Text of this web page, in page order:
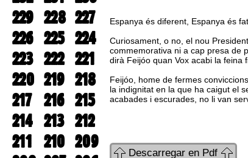
229 228 227
226 225 224
223 222 221
220 219 218
217 216 215
214 213 212
211 210 209
Espanya és diferent, Espanya és
Curiosament, o no, el nou
commemorativa ni a cap presa de
dirà Feijóo quan Vox acabi la feina
Feijóo, home de fermes
la indignitat en la que ha caigut el
acabades i escurades, no li van
Descarregar en Pdf